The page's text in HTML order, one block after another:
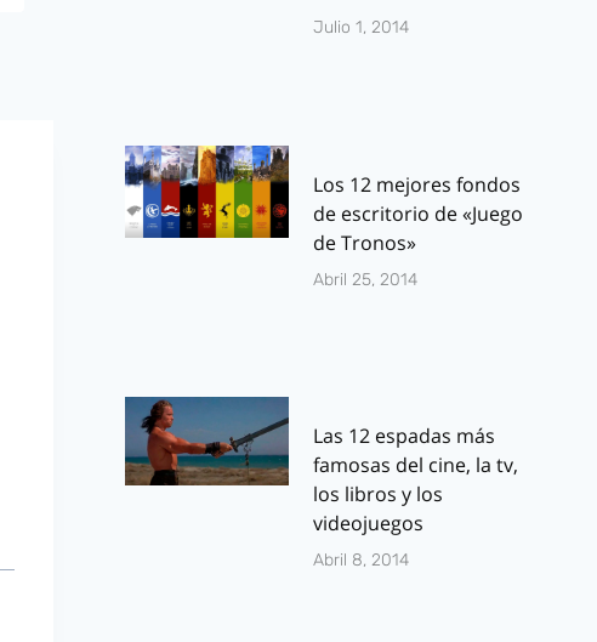
Julio 1, 2014
Los 12 mejores fondos
de escritorio de «Juego
de Tronos»
Abril 25, 2014
Las 12 espadas más
famosas del cine, la tv,
los libros y los
videojuegos
Abril 8, 2014